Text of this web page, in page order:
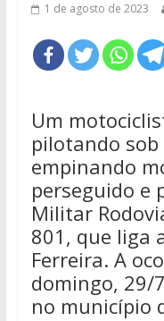
1 de agosto de 2023
Um
pilotando
empinando
perseguido e
Militar
801, que liga
Ferreira. A
domingo, 29/
no município